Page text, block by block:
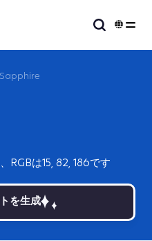
RGBは15, 82, 186です
Sapphire
を生成